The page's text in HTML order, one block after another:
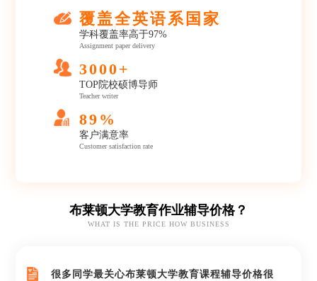
覆盖全英语系国家
学科覆盖率高于97%
Assignment paper delivery
3000+
TOP院校硕博导师
Teacher writer
89%
客户满意率
Customer satisfaction rate
布莱顿大学教育作业辅导价格？
WHAT IS THE PRICE HOW BUSINESS
很多同学最关心布莱顿大学教育课程辅导价格很